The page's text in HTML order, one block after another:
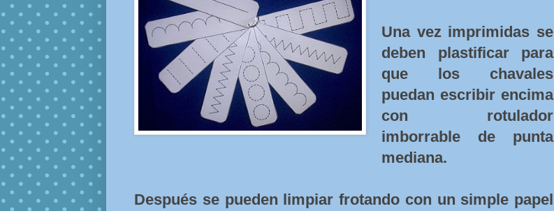
Una vez imprimidas se
deben plastificar para
que los chavales
puedan escribir encima
con rotulador
imborrable de punta
mediana.
Después se pueden limpiar frotando con un simple papel